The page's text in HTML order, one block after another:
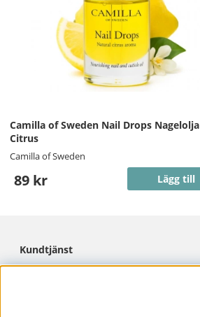
Camilla of Sweden Nail Drops Nagelolja
Citrus
Camilla of Sweden
89 kr Lägg till
Kundtjänst